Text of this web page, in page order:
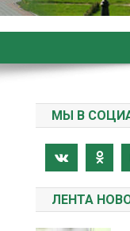
газета
МЫ В
ЛЕНТА